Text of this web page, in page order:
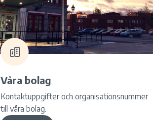
Våra bolag
Kontaktuppgifter och organisationsnummer
till våra bolag.